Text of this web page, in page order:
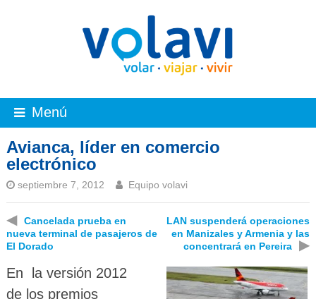
Menú
Avianca, líder en comercio
electrónico
septiembre 7, 2012 Equipo volavi
◀
Cancelada prueba en
nueva terminal de pasajeros de
El Dorado
LAN suspenderá operaciones
en Manizales y Armenia y las
concentrará en Pereira
▶
En la versión 2012
de los premios